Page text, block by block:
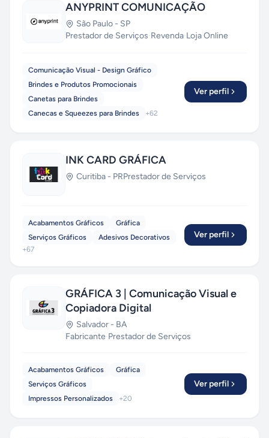
ANYPRINT COMUNICAÇÃO
São Paulo - SP
Prestador de Serviços·Revenda·Loja Online
Comunicação Visual - Design Gráfico
Brindes e Produtos Promocionais
Canetas para Brindes
Canecas e Squeezes para Brindes
+62
Ver perfil
INK CARD GRÁFICA
Curitiba - PRPrestador de Serviços
Acabamentos Gráficos
Gráfica
Serviços Gráficos
Adesivos Decorativos
+67
Ver perfil
GRÁFICA 3 | Comunicação Visual e
Copiadora Digital
Salvador - BA
Fabricante·Prestador de Serviços
Acabamentos Gráficos
Gráfica
Serviços Gráficos
Impressos Personalizados
+20
Ver perfil